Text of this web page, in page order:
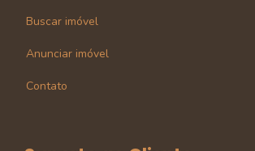
Buscar imóvel
Anunciar imóvel
Contato